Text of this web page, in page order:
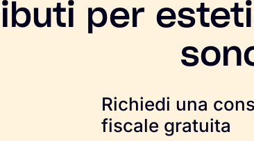
per
Richiedi una
fiscale gratuita